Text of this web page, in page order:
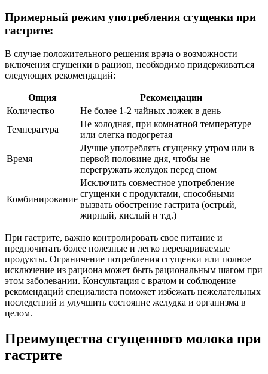
Примерный режим употребления сгущенки при
гастрите:
В случае положительного решения врача о возможности
включения сгущенки в рацион, необходимо придерживаться
следующих рекомендаций:
Опция
Рекомендации
Количество
Не более 1-2 чайных ложек в день
Температура
Не холодная, при комнатной температуре
или слегка подогретая
Время
Лучше употреблять сгущенку утром или в
первой половине дня, чтобы не
перегружать желудок перед сном
Комбинирование
Исключить совместное употребление
сгущенки с продуктами, способными
вызвать обострение гастрита (острый,
жирный, кислый и т.д.)
При гастрите, важно контролировать свое питание и
предпочитать более полезные и легко перевариваемые
продукты. Ограничение потребления сгущенки или полное
исключение из рациона может быть рациональным шагом при
этом заболевании. Консультация с врачом и соблюдение
рекомендаций специалиста поможет избежать нежелательных
последствий и улучшить состояние желудка и организма в
целом.
Преимущества сгущенного молока при
гастрите